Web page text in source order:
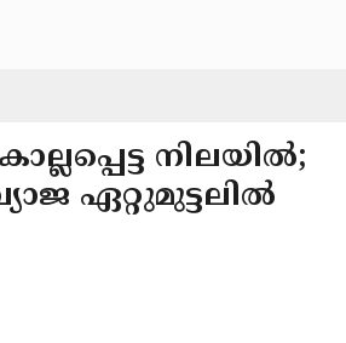
നിലയില്‍;
ഏറ്റുമുട്ടലില്‍